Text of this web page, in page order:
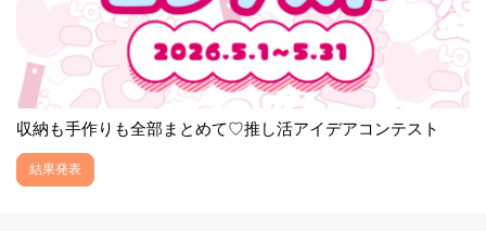
収納も手作りも全部まとめて♡推し活アイデアコンテスト
結果発表